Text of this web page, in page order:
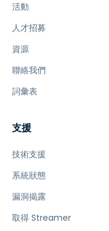
活動
人才招募
資源
聯絡我們
詞彙表
支援
技術支援
系統狀態
漏洞揭露
取得 Streamer